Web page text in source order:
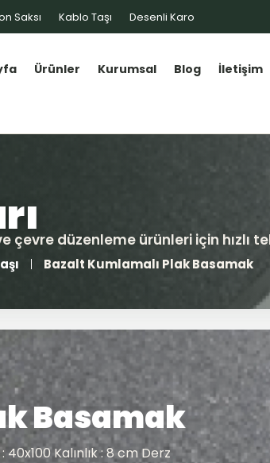
Saksı Kablo Taşı Desenli Karo
Ürünler Kurumsal Blog İletişim
Bazalt Kumlamalı Plak Basamak
Basamak
Kalınlık : 8 cm Derz